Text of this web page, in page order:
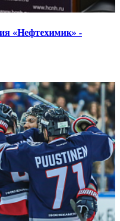
«Нефтехимик» -